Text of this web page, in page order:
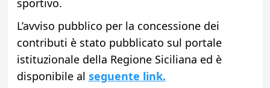
sportivo.
L’avviso pubblico per la concessione dei
contributi è stato pubblicato sul portale
istituzionale della Regione Siciliana ed è
disponibile al seguente link.